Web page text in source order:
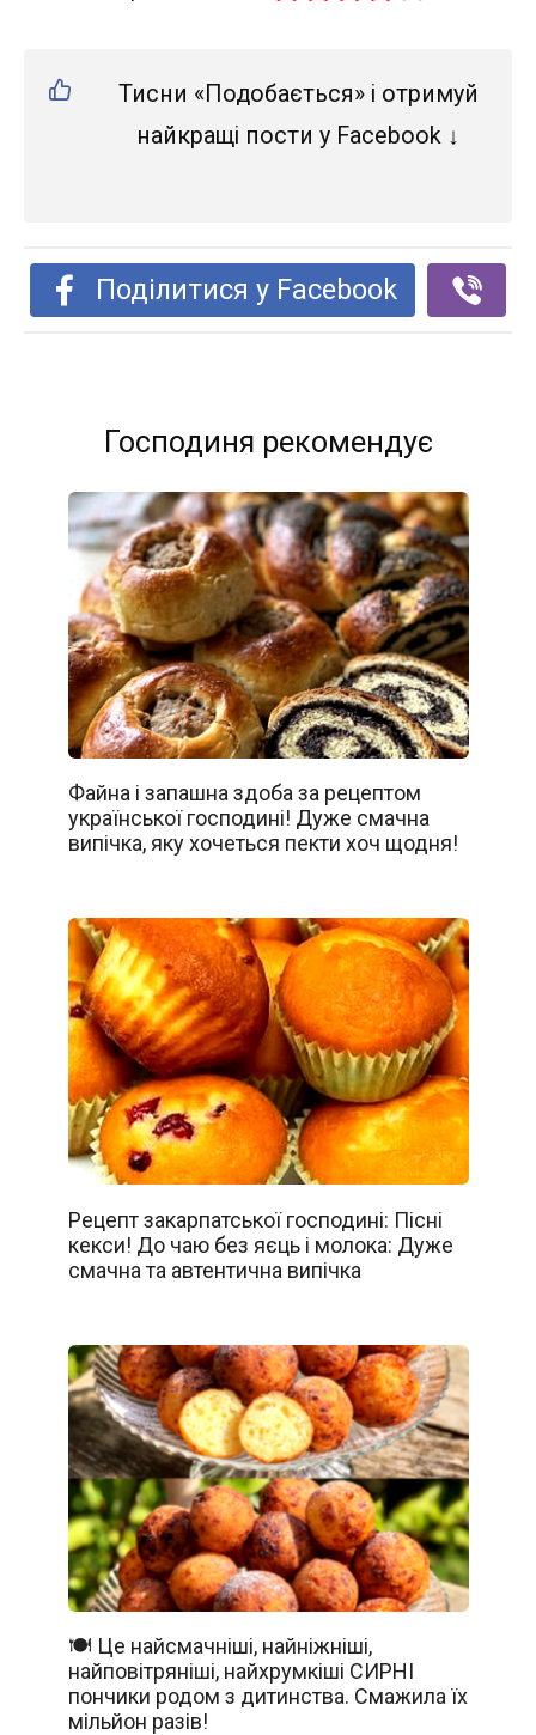
Тисни «Подобається» і отримуй
найкращі пости у Facebook ↓
Поділитися у Facebook
Господиня рекомендує
Файна і запашна здоба за рецептом
української господині! Дуже смачна
випічка, яку хочеться пекти хоч щодня!
Рецепт закарпатської господині: Пісні
кекси! До чаю без яєць і молока: Дуже
смачна та автентична випічка
🍽️ Це найсмачніші, найніжніші,
найповітряніші, найхрумкіші СИРНІ
пончики родом з дитинства. Смажила їх
мільйон разів!